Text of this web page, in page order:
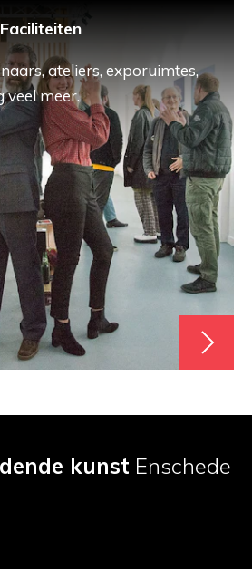
ateliers, exporuimtes,
veel meer.
kunst Enschede